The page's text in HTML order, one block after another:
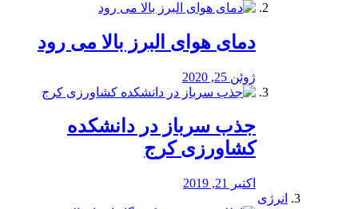
دمای هوای البرز بالا می رود
ژوئن 25, 2020
جذب سرباز در دانشکده
کشاورزی کرج
اکتبر 21, 2019
انرژی